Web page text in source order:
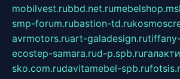
mobilvest.rubbd.net.ru
smp-forum.rubastion-td.ru
avrmotors.ruart-galadesign.ru
ecostep-samara.rud-p.spb.ru
sko.com.rudavitamebel-spb.ru